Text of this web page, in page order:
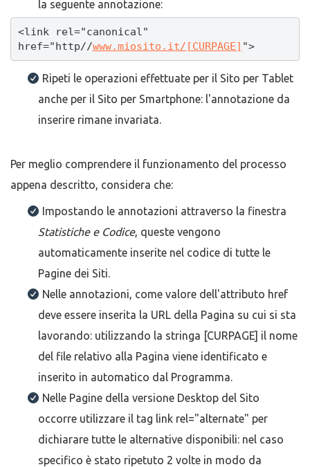
la seguente annotazione:
<link rel="canonical"
href="http//www.miosito.it/[CURPAGE] ">
Ripeti le operazioni effettuate per il Sito per Tablet
anche per il Sito per Smartphone: l'annotazione da
inserire rimane invariata.
Per meglio comprendere il funzionamento del processo
appena descritto, considera che:
Impostando le annotazioni attraverso la finestra
Statistiche e Codice, queste vengono
automaticamente inserite nel codice di tutte le
Pagine dei Siti.
Nelle annotazioni, come valore dell'attributo href
deve essere inserita la URL della Pagina su cui si sta
lavorando: utilizzando la stringa [CURPAGE] il nome
del file relativo alla Pagina viene identificato e
inserito in automatico dal Programma.
Nelle Pagine della versione Desktop del Sito
occorre utilizzare il tag link rel="alternate" per
dichiarare tutte le alternative disponibili: nel caso
specifico è stato ripetuto 2 volte in modo da